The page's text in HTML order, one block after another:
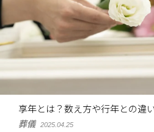
享年とは？数え方や行年との違
葬儀 2025.04.25